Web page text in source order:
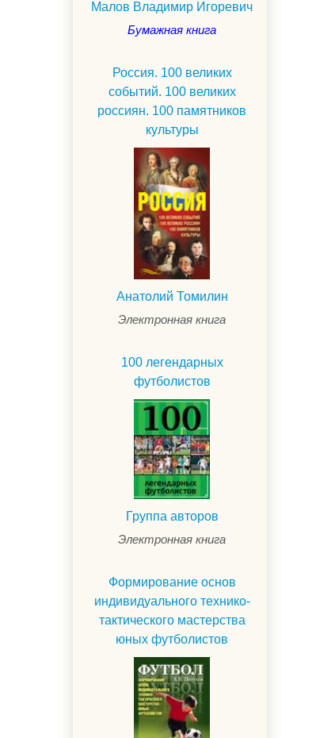
Малов Владимир Игоревич
Бумажная книга
Россия. 100 великих
событий. 100 великих
россиян. 100 памятников
культуры
Анатолий Томилин
Электронная книга
100 легендарных
футболистов
Группа авторов
Электронная книга
Формирование основ
индивидуального технико-
тактического мастерства
юных футболистов